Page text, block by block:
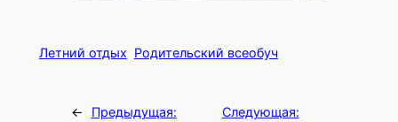
Летний отдых Родительский всеобуч
←
Предыдущая:
Следующая: